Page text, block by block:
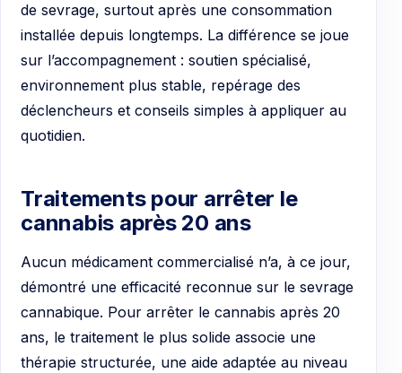
de sevrage, surtout après une consommation
installée depuis longtemps. La différence se joue
sur l’accompagnement : soutien spécialisé,
environnement plus stable, repérage des
déclencheurs et conseils simples à appliquer au
quotidien.
Traitements pour arrêter le
cannabis après 20 ans
Aucun médicament commercialisé n’a, à ce jour,
démontré une efficacité reconnue sur le sevrage
cannabique. Pour arrêter le cannabis après 20
ans, le traitement le plus solide associe une
thérapie structurée, une aide adaptée au niveau